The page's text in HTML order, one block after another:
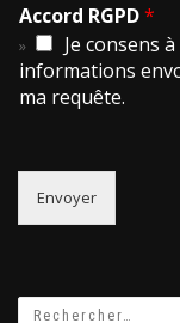
Accord RGPD*
Je consens
informations
ma requête.
Envoyer